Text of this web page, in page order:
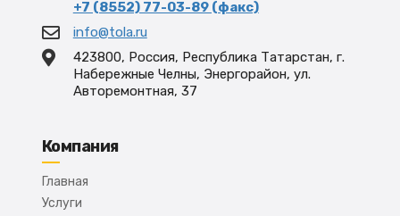
+7 (8552) 77-03-89 (факс)
info@tola.ru
423800, Россия, Республика Татарстан, г.
Набережные Челны, Энергорайон, ул.
Авторемонтная, 37
Компания
Главная
Услуги